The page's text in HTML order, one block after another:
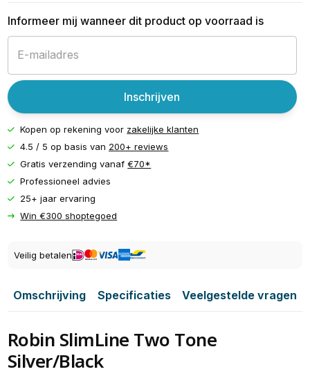
Informeer mij wanneer dit product op voorraad is
Inschrijven
Kopen op rekening voor zakelijke klanten
4.5 / 5 op basis van 200+ reviews
Gratis verzending vanaf€70*
Professioneel advies
25+ jaar ervaring
Win €300 shoptegoed
Veilig betalen
Omschrijving Specificaties Veelgestelde vragen
Robin SlimLine Two Tone
Silver/Black